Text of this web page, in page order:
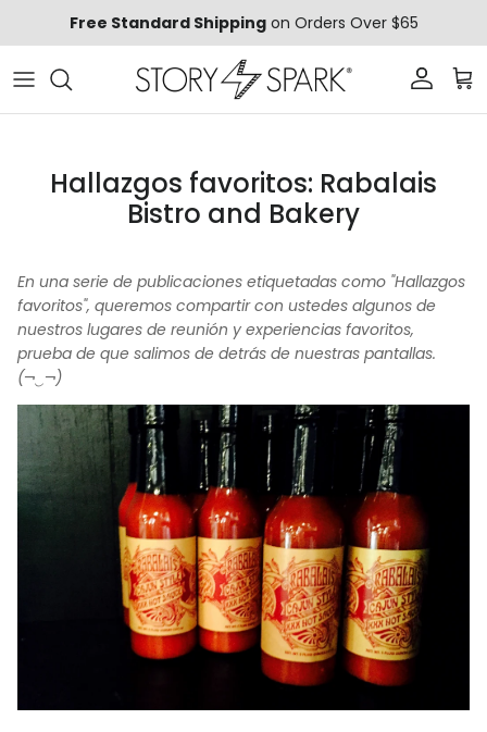
Free Standard Shippingon Orders Over $65
Cuenta
Hallazgos favoritos: Rabalais
Bistro and Bakery
En una serie de publicaciones etiquetadas como "Hallazgos
favoritos", queremos compartir con ustedes algunos de
nuestros lugares de reunión y experiencias favoritos,
prueba de que salimos de detrás de nuestras pantallas.
(¬‿¬)